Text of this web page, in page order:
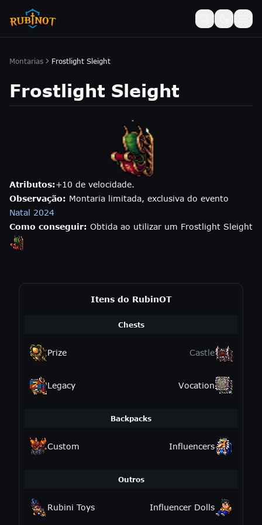
Montarias Frostlight Sleight
Frostlight Sleight
Atributos:+10 de velocidade.
Observação: Montaria limitada, exclusiva do evento
Natal 2024
Como conseguir: Obtida ao utilizar um Frostlight Sleight
Itens do RubinOT
Chests
Prize Castle
Legacy Vocation
Backpacks
Custom Influencers
Outros
Rubini Toys Influencer Dolls